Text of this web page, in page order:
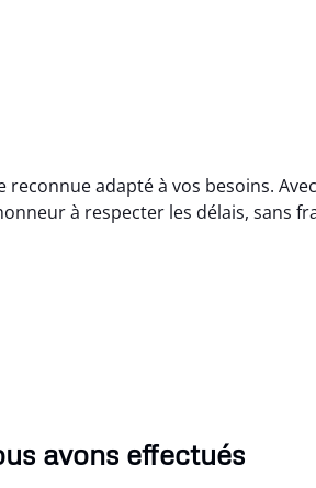
adapté à vos besoins.
à respecter les délais, sans
avons effectués